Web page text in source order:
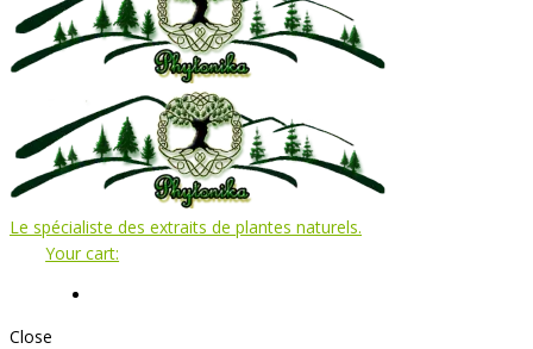
Le spécialiste des extraits de plantes naturels.
Your cart:
Close